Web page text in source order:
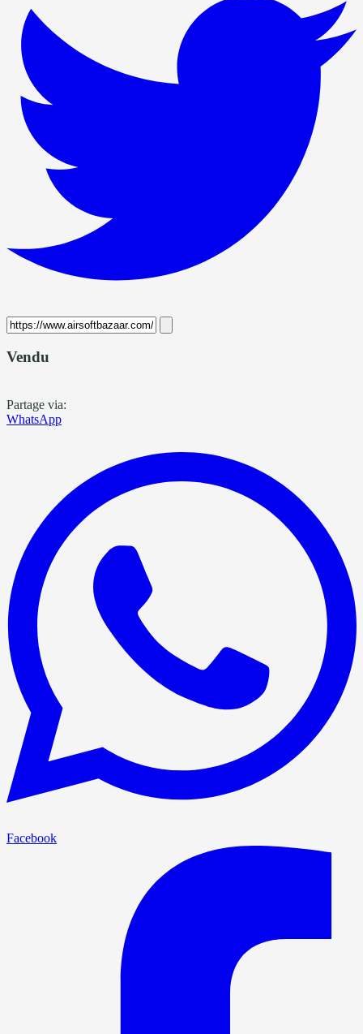
Vendu
Partage via:
WhatsApp
Facebook